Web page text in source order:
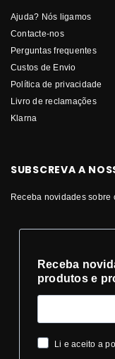
Ajuda? Nós ligamos
Contacte-nos
Perguntas frequentes
Custos de Envio
Política de privacidade
Livro de reclamações
Klarna
SUBSCREVA A
Receba novidades sobre
Receba
produtos e
Li e aceito a